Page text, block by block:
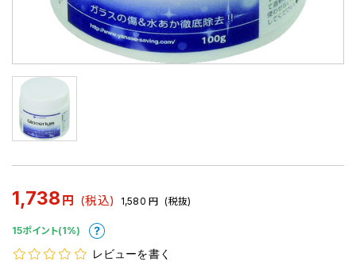
1,738 円 (税込) 1,580 円 (税抜)
15ポイント(1%)
レビューを書く